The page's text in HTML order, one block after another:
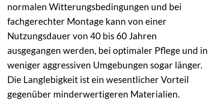
normalen Witterungsbedingungen und bei
fachgerechter Montage kann von einer
Nutzungsdauer von 40 bis 60 Jahren
ausgegangen werden, bei optimaler Pflege und in
weniger aggressiven Umgebungen sogar länger.
Die Langlebigkeit ist ein wesentlicher Vorteil
gegenüber minderwertigeren Materialien.